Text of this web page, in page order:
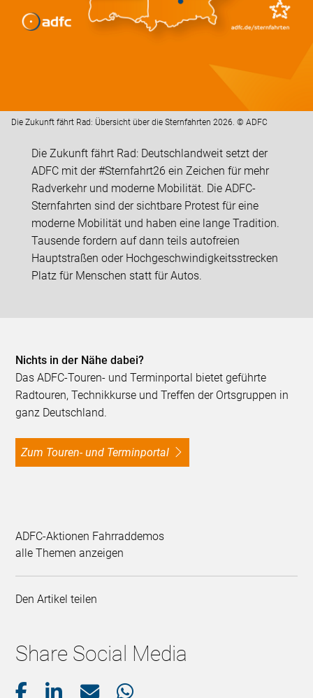
Die Zukunft fährt Rad: Übersicht über die Sternfahrten 2026. © ADFC
Die Zukunft fährt Rad: Deutschlandweit setzt der
ADFC mit der #Sternfahrt26 ein Zeichen für mehr
Radverkehr und moderne Mobilität. Die ADFC-
Sternfahrten sind der sichtbare Protest für eine
moderne Mobilität und haben eine lange Tradition.
Tausende fordern auf dann teils autofreien
Hauptstraßen oder Hochgeschwindigkeitsstrecken
Platz für Menschen statt für Autos.
Nichts in der Nähe dabei?
Das ADFC-Touren- und Terminportal bietet geführte
Radtouren, Technikkurse und Treffen der Ortsgruppen in
ganz Deutschland.
Zum Touren- und Terminportal
ADFC-Aktionen Fahrraddemos
alle Themen anzeigen
Den Artikel teilen
Share Social Media